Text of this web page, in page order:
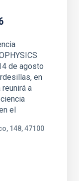
de agosto
en
a
el
148, 47100